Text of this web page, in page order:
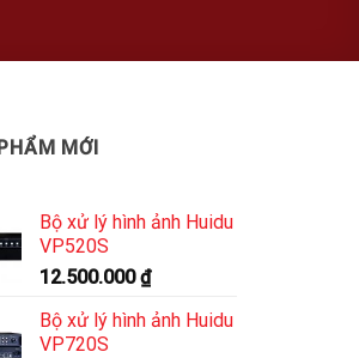
MỚI
Bộ xử lý hình ảnh Huidu
VP520S
12.500.000₫
Bộ xử lý hình ảnh Huidu
VP720S